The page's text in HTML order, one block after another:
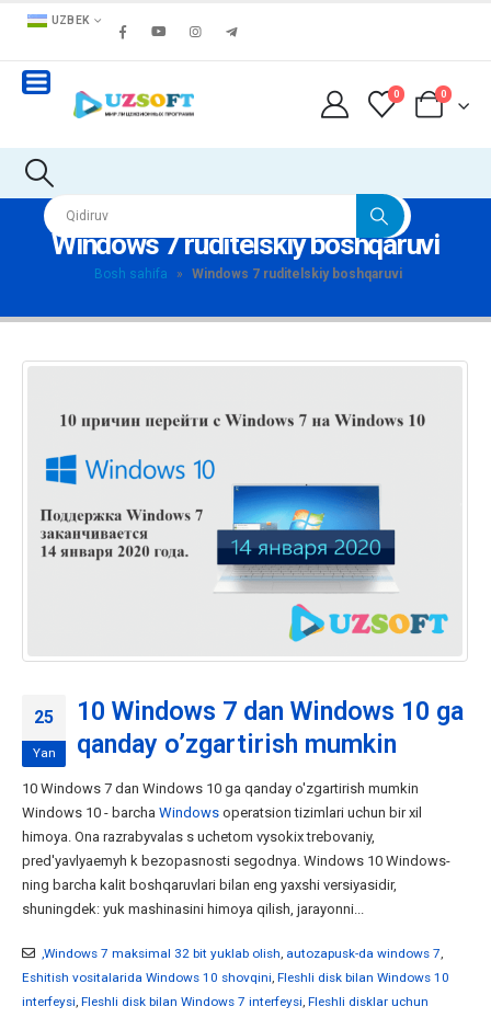
UZBEK
0 0
Windows 7 ruditelskiy boshqaruvi
Bosh sahifa » Windows 7 ruditelskiy boshqaruvi
25
Yan
10 Windows 7 dan Windows 10 ga
qanday o’zgartirish mumkin
10 Windows 7 dan Windows 10 ga qanday o'zgartirish mumkin
Windows 10 - barcha Windows operatsion tizimlari uchun bir xil
himoya. Ona razrabyvalas s uchetom vysokix trebovaniy,
pred'yavlyaemyh k bezopasnosti segodnya. Windows 10 Windows-
ning barcha kalit boshqaruvlari bilan eng yaxshi versiyasidir,
shuningdek: yuk mashinasini himoya qilish, jarayonni...
,Windows 7 maksimal 32 bit yuklab olish, autozapusk-da windows 7,
Eshitish vositalarida Windows 10 shovqini, Fleshli disk bilan Windows 10
interfeysi, Fleshli disk bilan Windows 7 interfeysi, Fleshli disklar uchun